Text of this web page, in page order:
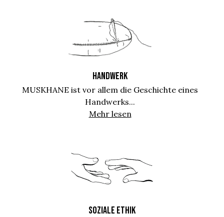
HANDWERK
MUSKHANE ist vor allem die Geschichte eines
Handwerks...
Mehr lesen
SOZIALE ETHIK